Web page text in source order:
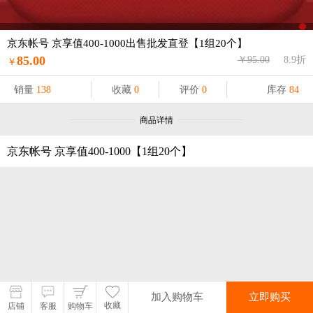
京东帐号 京享值400-1000出售批发直登【1组20个】
￥ 85.00 ￥95.00 8.9折
销量 138 收藏 0 评价 0 库存 84
加入购物车 立即购买
商品详情
京东帐号 京享值400-1000【1组20个】
店铺 客服 购物车 收藏
加入购物车 立即购买